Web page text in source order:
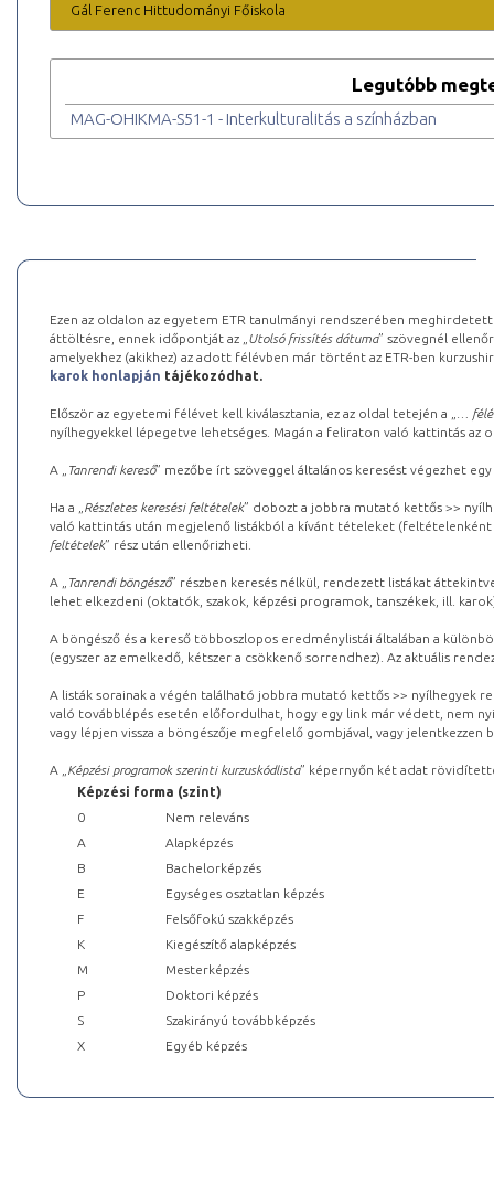
Gál Ferenc Hittudományi Főiskola
Legutóbb
MAG-OHIKMA-S51-1 - Interkulturalitás a színházban
Ezen az oldalon az egyetem ETR tanulmányi rendszerében
áttöltésre, ennek időpontját az „ Utolsó frissítés dátuma” szövegnél
amelyekhez (akikhez) az adott félévben már történt az ETR-ben
karok honlapján tájékozódhat.
Először az egyetemi félévet kell kiválasztania, ez az oldal tetején a „
…
nyílhegyekkel lépegetve lehetséges. Magán a feliraton való kattintás az
A „ Tanrendi kereső” mezőbe írt szöveggel általános keresést végezhet
Ha a „ Részletes keresési feltételek” dobozt a jobbra mutató kettős >>
való kattintás után megjelenő listákból a kívánt tételeket (feltételenként
feltételek” rész után ellenőrizheti.
A „ Tanrendi böngésző” részben keresés nélkül, rendezett listákat
lehet elkezdeni (oktatók, szakok, képzési programok, tanszékek, ill.
A böngésző és a kereső többoszlopos eredménylistái általában a
(egyszer az emelkedő, kétszer a csökkenő sorrendhez). Az aktuális
A listák sorainak a végén található jobbra mutató kettős >> nyílhegyek
való továbblépés esetén előfordulhat, hogy egy link már védett, nem
vagy lépjen vissza a böngészője megfelelő gombjával, vagy
A „ Képzési programok szerinti kurzuskódlista” képernyőn két adat
Képzési forma (szint)
0
Nem releváns
A
Alapképzés
B
Bachelorképzés
E
Egységes osztatlan képzés
F
Felsőfokú szakképzés
K
Kiegészítő alapképzés
M
Mesterképzés
P
Doktori képzés
S
Szakirányú továbbképzés
X
Egyéb képzés